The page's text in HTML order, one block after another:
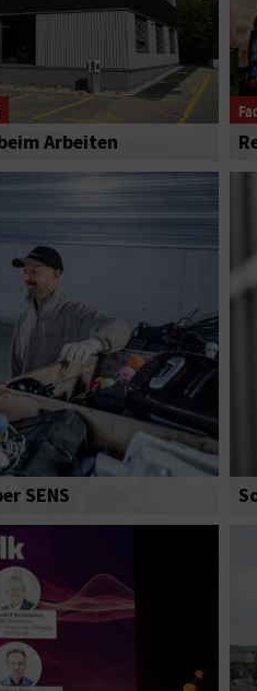
Arbeiten
SENS